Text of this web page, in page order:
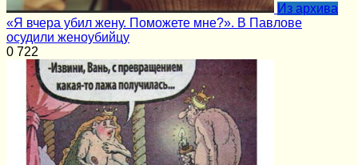
Из архива
«Я вчера убил жену. Поможете мне?». В Павлове
осудили женоубийцу
0 722